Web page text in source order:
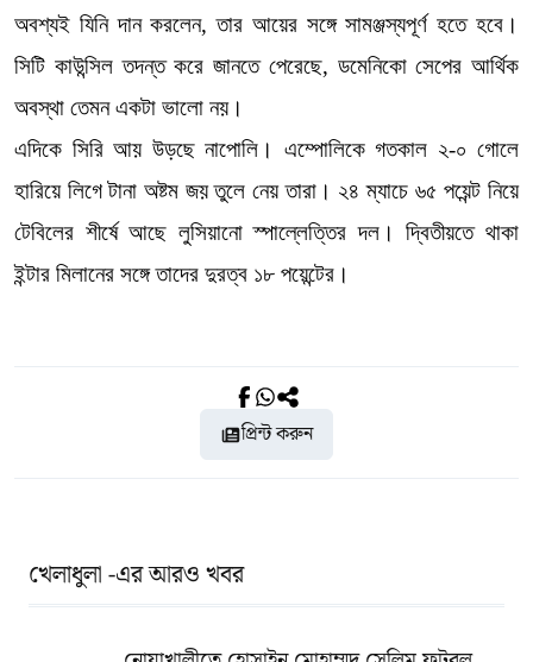
অবশ্যই যিনি দান করলেন, তার আয়ের সঙ্গে সামঞ্জস্যপূর্ণ হতে হবে।
সিটি কাউন্সিল তদন্ত করে জানতে পেরেছে, ডমেনিকো সেপের আর্থিক
অবস্থা তেমন একটা ভালো নয়।
এদিকে সিরি আয় উড়ছে নাপোলি। এম্পোলিকে গতকাল ২-০ গোলে
হারিয়ে লিগে টানা অষ্টম জয় তুলে নেয় তারা। ২৪ ম্যাচে ৬৫ পয়েন্ট নিয়ে
টেবিলের শীর্ষে আছে লুসিয়ানো স্পাল্লেত্তির দল। দ্বিতীয়তে থাকা
ইন্টার মিলানের সঙ্গে তাদের দুরত্ব ১৮ পয়েন্টের।
প্রিন্ট করুন
খেলাধুলা -এর আরও খবর